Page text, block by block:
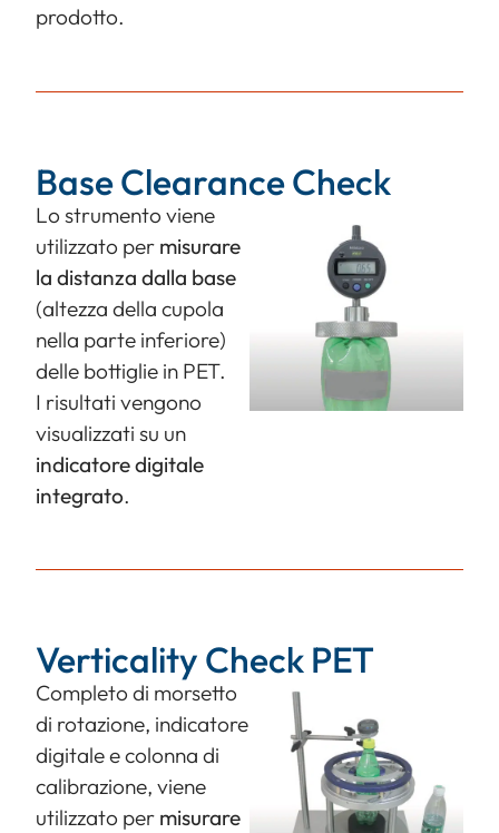
prodotto.
Base Clearance Check
Lo strumento viene
utilizzato per misurare
la distanza dalla base
(altezza della cupola
nella parte inferiore)
delle bottiglie in PET.
I risultati vengono
visualizzati su un
indicatore digitale
integrato.
Verticality Check PET
Completo di morsetto
di rotazione, indicatore
digitale e colonna di
calibrazione, viene
utilizzato per misurare